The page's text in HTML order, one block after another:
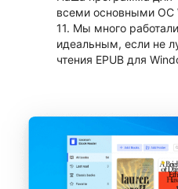
всеми основными ОС
11. Мы много
идеальным, если не
чтения EPUB для